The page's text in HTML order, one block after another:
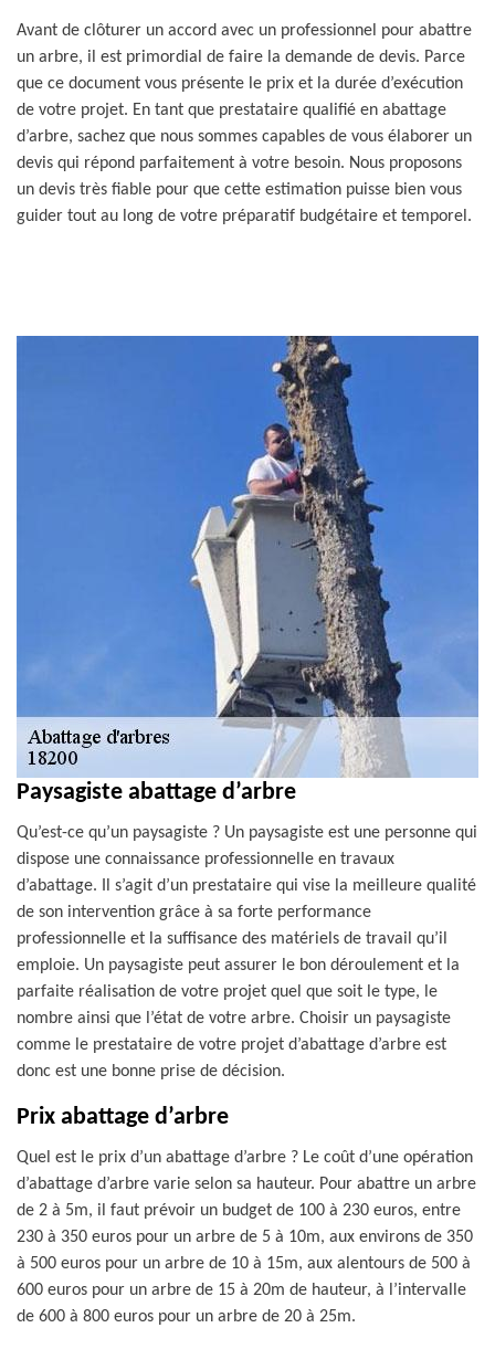
Avant de clôturer un accord avec un professionnel pour abattre
un arbre, il est primordial de faire la demande de devis. Parce
que ce document vous présente le prix et la durée d’exécution
de votre projet. En tant que prestataire qualifié en abattage
d’arbre, sachez que nous sommes capables de vous élaborer un
devis qui répond parfaitement à votre besoin. Nous proposons
un devis très fiable pour que cette estimation puisse bien vous
guider tout au long de votre préparatif budgétaire et temporel.
Paysagiste abattage d’arbre
Qu’est-ce qu’un paysagiste ? Un paysagiste est une personne qui
dispose une connaissance professionnelle en travaux
d’abattage. Il s’agit d’un prestataire qui vise la meilleure qualité
de son intervention grâce à sa forte performance
professionnelle et la suffisance des matériels de travail qu’il
emploie. Un paysagiste peut assurer le bon déroulement et la
parfaite réalisation de votre projet quel que soit le type, le
nombre ainsi que l’état de votre arbre. Choisir un paysagiste
comme le prestataire de votre projet d’abattage d’arbre est
donc est une bonne prise de décision.
Prix abattage d’arbre
Quel est le prix d’un abattage d’arbre ? Le coût d’une opération
d’abattage d’arbre varie selon sa hauteur. Pour abattre un arbre
de 2 à 5m, il faut prévoir un budget de 100 à 230 euros, entre
230 à 350 euros pour un arbre de 5 à 10m, aux environs de 350
à 500 euros pour un arbre de 10 à 15m, aux alentours de 500 à
600 euros pour un arbre de 15 à 20m de hauteur, à l’intervalle
de 600 à 800 euros pour un arbre de 20 à 25m.